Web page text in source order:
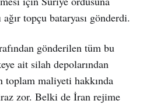
topçu bataryası gönderdi.
gönderilen tüm bu
ait silah depolarından
toplam maliyeti hakkında
zor. Belki de İran rejime